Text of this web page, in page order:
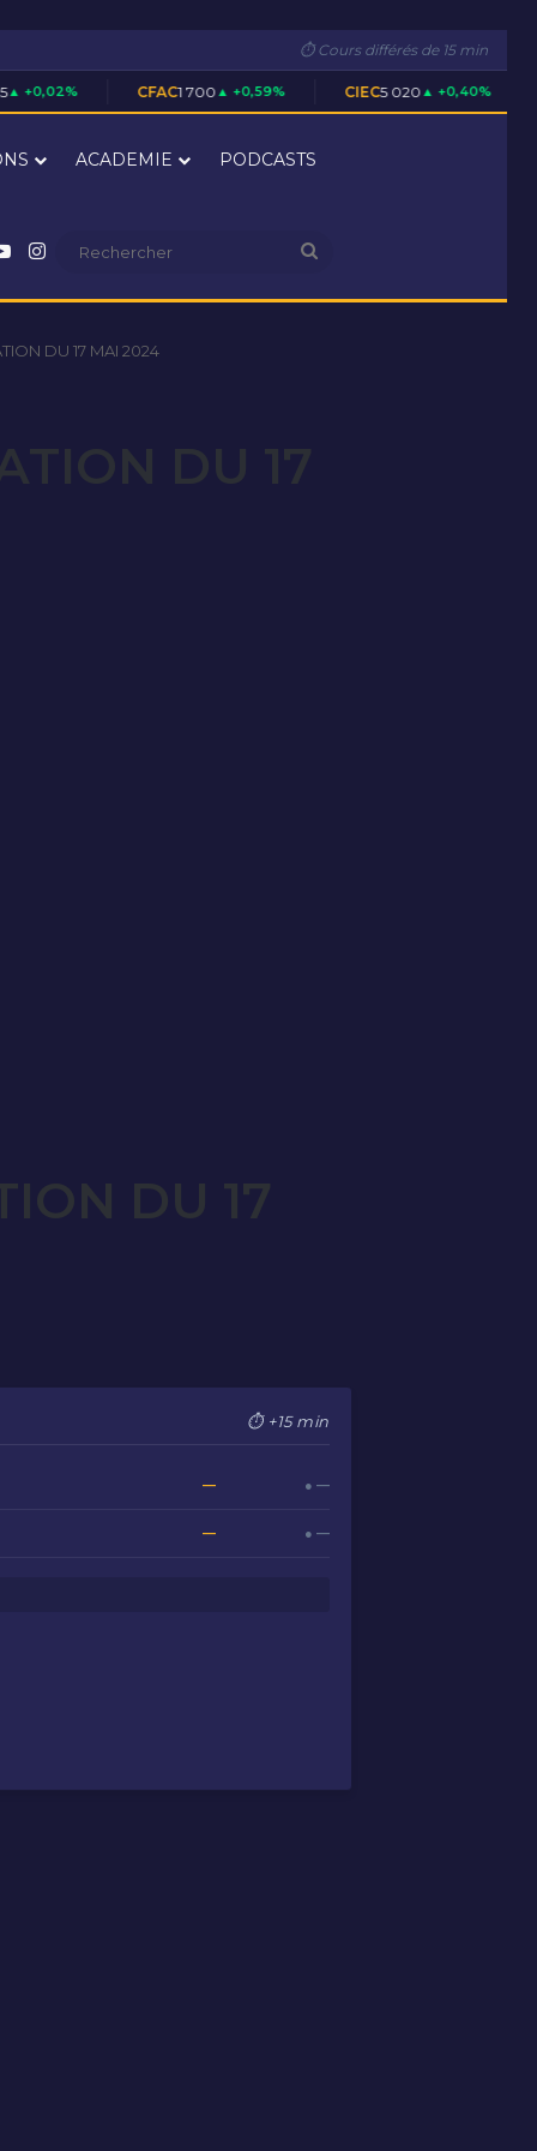
⏱ Cours différés de 15 min
CFAC1 700 ▲ +0,59% CIEC5 020 ▲ +0,40% ECOC16 200
ACADEMIE PODCASTS
YouTube
Instagram
DU 17 MAI 2024
DU 17
⏱ +15 min
— ● —
— ● —